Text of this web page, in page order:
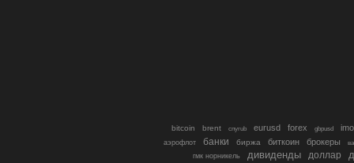
bitcoin brent cnyrub eurusd forex gbpusd
аэрофлот банки биржа биткоин брокеры
гмк норникель
дивиденды доллар